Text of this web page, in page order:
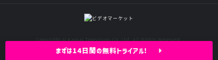
まずは14日間の無料トライアル!
Copyright © Kansai Television Co. Ltd. All Rights Reserved.